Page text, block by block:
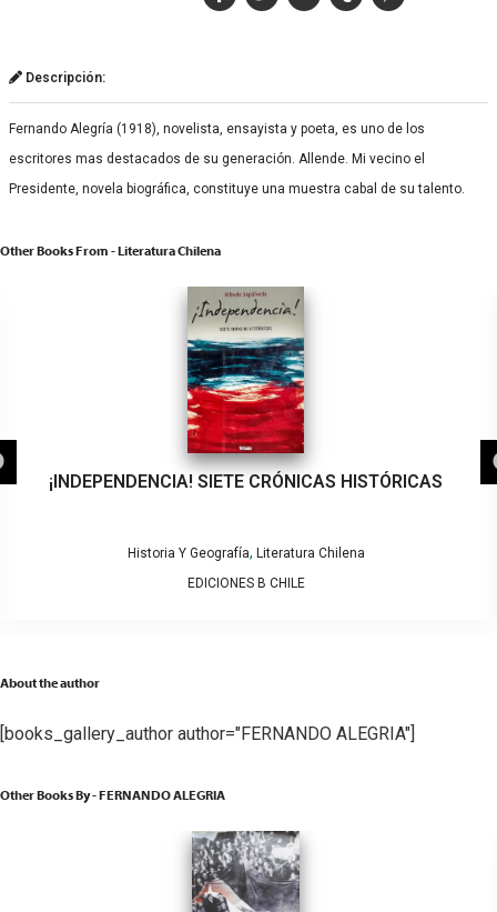
Descripción:
Fernando Alegría (1918), novelista, ensayista y poeta, es uno de los
escritores mas destacados de su generación. Allende. Mi vecino el
Presidente, novela biográfica, constituye una muestra cabal de su talento.
Other Books From - Literatura Chilena
¡INDEPENDENCIA! SIETE CRÓNICAS HISTÓRICAS
Historia Y Geografía, Literatura Chilena
EDICIONES B CHILE
About the author
[books_gallery_author author="FERNANDO ALEGRIA"]
Other Books By - FERNANDO ALEGRIA